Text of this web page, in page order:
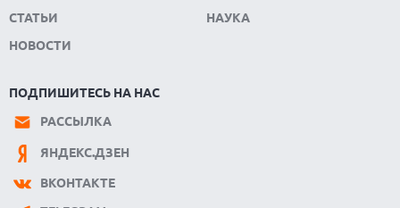
СТАТЬИ
НОВОСТИ
НАУКА
ПОДПИШИТЕСЬ НА НАС
РАССЫЛКА
ЯНДЕКС.ДЗЕН
ВКОНТАКТЕ